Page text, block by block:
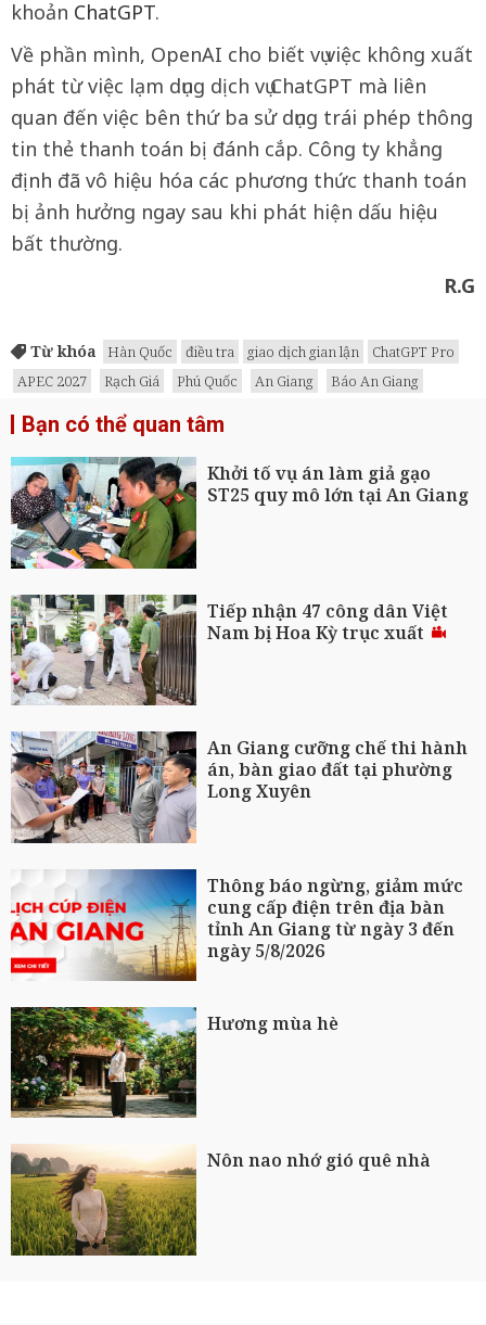
khoản ChatGPT.
Về phần mình, OpenAI cho biết vụ việc không xuất
phát từ việc lạm dụng dịch vụ ChatGPT mà liên
quan đến việc bên thứ ba sử dụng trái phép thông
tin thẻ thanh toán bị đánh cắp. Công ty khẳng
định đã vô hiệu hóa các phương thức thanh toán
bị ảnh hưởng ngay sau khi phát hiện dấu hiệu
bất thường.
R.G
Từ khóa Hàn Quốc điều tra giao dịch gian lận
ChatGPT Pro
APEC 2027
Rạch Giá Phú Quốc An Giang Báo An Giang
Bạn có thể quan tâm
Khởi tố vụ án làm giả gạo
ST25 quy mô lớn tại An Giang
Tiếp nhận 47 công dân Việt
Nam bị Hoa Kỳ trục xuất
An Giang cưỡng chế thi hành
án, bàn giao đất tại phường
Long Xuyên
Thông báo ngừng, giảm mức
cung cấp điện trên địa bàn
tỉnh An Giang từ ngày 3 đến
ngày 5/8/2026
Hương mùa hè
Nôn nao nhớ gió quê nhà